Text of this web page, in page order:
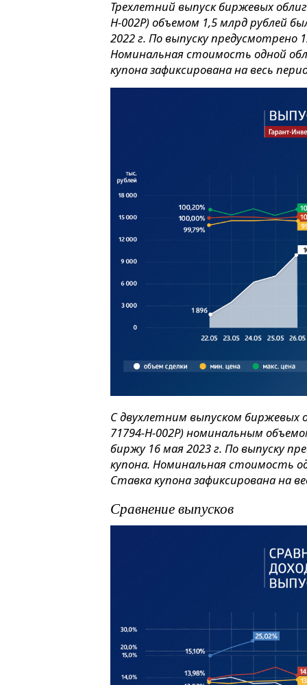
Трехлетний выпуск биржевых
H-002P) объемом 1,5 млрд рублей
2022 г. По выпуску предусмотрено
Номинальная стоимость одной
купона зафиксирована на весь
С двухлетним выпуском биржевых
71794-H-002P) номинальным
биржу 16 мая 2023 г. По выпуску
купона. Номинальная стоимость
Ставка купона зафиксирована на
Сравнение выпусков